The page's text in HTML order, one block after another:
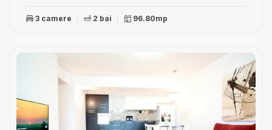
3 camere 2 bai 96.80mp